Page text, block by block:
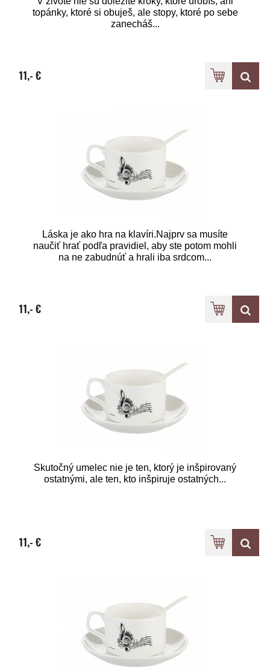
topánky, ktoré si obuješ, ale stopy, ktoré po sebe
zanecháš...
11,- €
Láska je ako hra na klavíri.Najprv sa musíte
naučiť hrať podľa pravidiel, aby ste potom mohli
na ne zabudnúť a hrali iba srdcom...
11,- €
Skutočný umelec nie je ten, ktorý je inšpirovaný
ostatnými, ale ten, kto inšpiruje ostatných...
11,- €